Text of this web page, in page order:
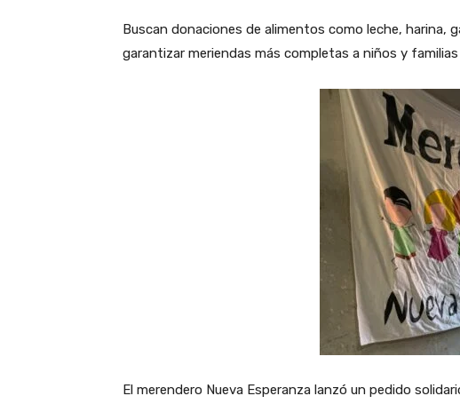
Buscan donaciones de alimentos como leche, harina,
garantizar meriendas más completas a niños y familias
El merendero Nueva Esperanza lanzó un pedido